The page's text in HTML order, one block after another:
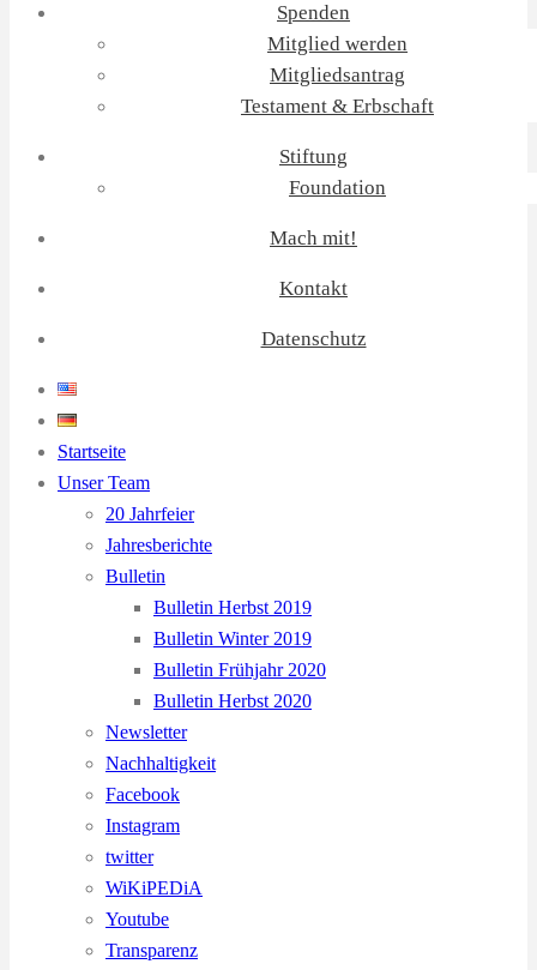
Spenden
Mitglied werden
Mitgliedsantrag
Testament & Erbschaft
Stiftung
Foundation
Mach mit!
Kontakt
Datenschutz
Startseite
Unser Team
20 Jahrfeier
Jahresberichte
Bulletin
Bulletin Herbst 2019
Bulletin Winter 2019
Bulletin Frühjahr 2020
Bulletin Herbst 2020
Newsletter
Nachhaltigkeit
Facebook
Instagram
twitter
WiKiPEDiA
Youtube
Transparenz